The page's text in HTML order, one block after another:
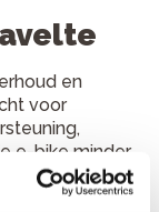
en
voor
e-bike minder
door